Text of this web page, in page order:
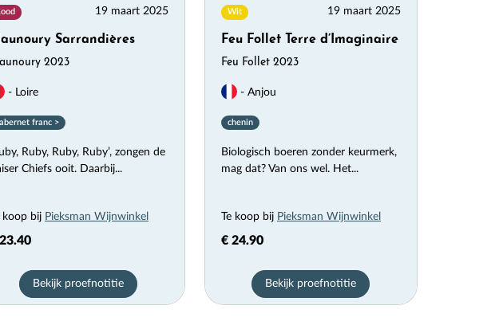
19 maart 2025
Sarrandières
2023
- Loire
franc >
Ruby, Ruby, Ruby’, zongen de
Chiefs ooit. Daarbij...
koop bij Pieksman Wijnwinkel
Bekijk proefnotitie
Wit 19 maart 2025
Feu Follet Terre d’Imaginaire
Feu Follet 2023
- Anjou
chenin
Biologisch boeren zonder keurmerk,
mag dat? Van ons wel. Het...
Te koop bij Pieksman Wijnwinkel
€ 24.90
Bekijk proefnotitie